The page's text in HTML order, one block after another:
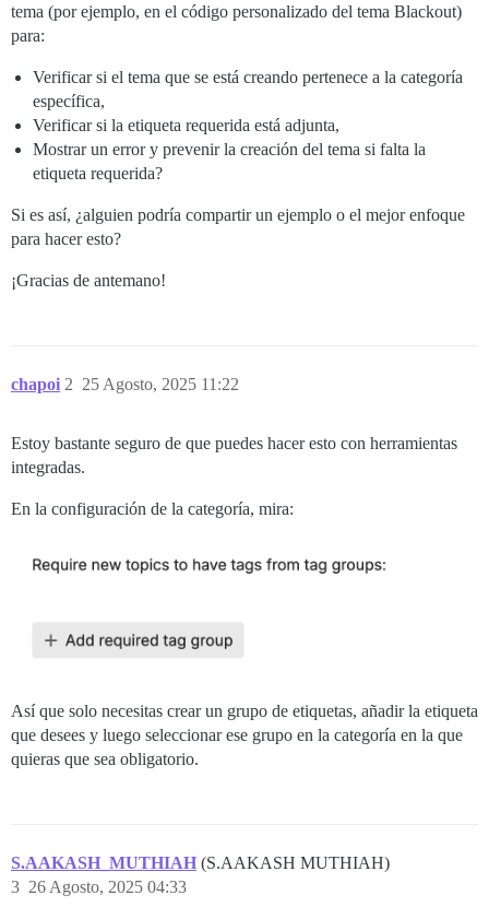
tema (por ejemplo, en el código personalizado del tema Blackout)
para:
Verificar si el tema que se está creando pertenece a la categoría
específica,
Verificar si la etiqueta requerida está adjunta,
Mostrar un error y prevenir la creación del tema si falta la
etiqueta requerida?
Si es así, ¿alguien podría compartir un ejemplo o el mejor enfoque
para hacer esto?
¡Gracias de antemano!
chapoi 25 Agosto, 2025 11:22
2
Estoy bastante seguro de que puedes hacer esto con herramientas
integradas.
En la configuración de la categoría, mira:
Así que solo necesitas crear un grupo de etiquetas, añadir la etiqueta
que desees y luego seleccionar ese grupo en la categoría en la que
quieras que sea obligatorio.
S.AAKASH_MUTHIAH (S.AAKASH MUTHIAH)
26 Agosto, 2025 04:33
3